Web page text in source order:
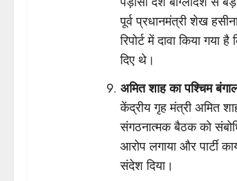
पूर्व प्रधानमंत्री शेख
रिपोर्ट में दावा किया गया
दिए थे।
अमित शाह का पश्चिम
केंद्रीय गृह मंत्री अमित
संगठनात्मक बैठक को
आरोप लगाया और पार्टी
संदेश दिया।